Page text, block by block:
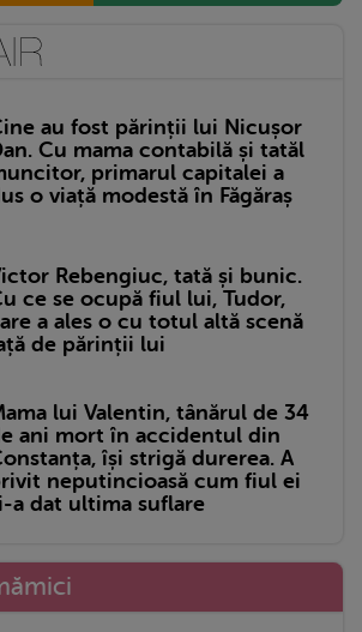
au fost părinții lui Nicușor
Cu mama contabilă și tatăl
primarul capitalei a
o viață modestă în Făgăraș
Rebengiuc, tată și bunic.
ce se ocupă fiul lui, Tudor,
a ales o cu totul altă scenă
de părinții lui
lui Valentin, tânărul de 34
ani mort în accidentul din
își strigă durerea. A
neputincioasă cum fiul ei
a dat ultima suflare